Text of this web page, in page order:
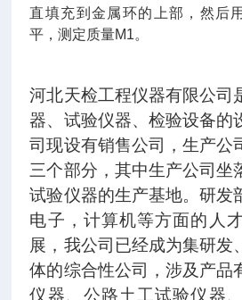
直填充到金属环的上部，然后
平，测定质量M1。
河北天检工程仪器有限公司
器、试验仪器、检验设备的
司现设有销售公司，生产公
三个部分，其中生产公司坐
试验仪器的生产基地。研发
电子，计算机等方面的人
展，我公司已经成为集研发
体的综合性公司，涉及产品
仪器、公路土工试验仪器